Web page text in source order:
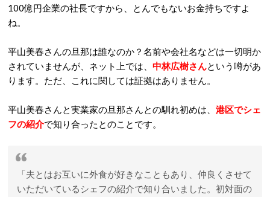
100億円企業の社長ですから、とんでもないお金持ちですよ
ね。
平山美春さんの旦那は誰なのか？名前や会社名などは一切明か
されていませんが、ネット上では、 中林広樹さんという噂があ
ります。ただ、これに関しては証拠はありません。
平山美春さんと実業家の旦那さんとの馴れ初めは、 港区でシェ
フの紹介で知り合ったとのことです。
「夫とはお互いに外食が好きなこともあり、仲良くさせて
いただいているシェフの紹介で知り合いました。初対面の